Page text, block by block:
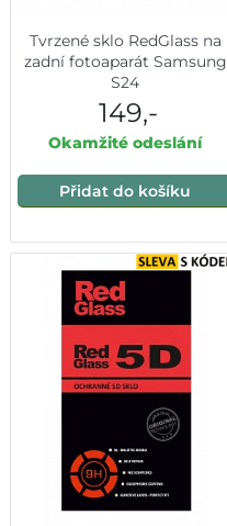
Tvrzené sklo RedGlass na
zadní fotoaparát Samsung
S24
149,-
Okamžité odeslání
Přidat do košíku